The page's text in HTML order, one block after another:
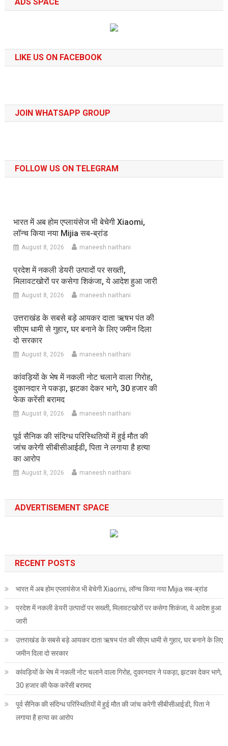
LIKE US ON FACEBOOK
JOIN WHATSAPP GROUP
FOLLOW US ON TELEGRAM
भारत में अब होम एप्लायंसेज भी बेचेगी Xiaomi,
लॉन्च किया नया Mijia सब-ब्रांड
August 8, 2026 maneesh naithani
प्रदेश में नकली डेयरी उत्पादों पर सख्ती,
मिलावटखोरों पर कसेगा शिकंजा, ये आदेश हुआ जारी
August 8, 2026 maneesh naithani
उत्तराखंड के सबसे बड़े आयकर दाता ऋषभ पंत की
सीएम धामी से गुहार, घर बनाने के लिए जमीन दिला
दो सरकार
August 8, 2026 maneesh naithani
कांवड़ियों के भेष में नकली नोट चलाने वाला गिरोह,
दुकानदार ने पकड़ा, झटका देकर भागे, 30 हजार की
फेक करेंसी बरामद
August 8, 2026 maneesh naithani
पूर्व सैनिक की संदिग्ध परिस्थितियों में हुई मौत की
जांच करेगी सीबीसीआईडी, पिता ने लगाया है हत्या
का आरोप
August 8, 2026 maneesh naithani
ADVERTISEMENT SPACE
RECENT POSTS
भारत में अब होम एप्लायंसेज भी बेचेगी Xiaomi, लॉन्च किया नया Mijia सब-ब्रांड
प्रदेश में नकली डेयरी उत्पादों पर सख्ती, मिलावटखोरों पर कसेगा शिकंजा, ये आदेश हुआ
जारी
उत्तराखंड के सबसे बड़े आयकर दाता ऋषभ पंत की सीएम धामी से गुहार, घर बनाने के लिए
जमीन दिला दो सरकार
कांवड़ियों के भेष में नकली नोट चलाने वाला गिरोह, दुकानदार ने पकड़ा, झटका देकर भागे,
30 हजार की फेक करेंसी बरामद
पूर्व सैनिक की संदिग्ध परिस्थितियों में हुई मौत की जांच करेगी सीबीसीआईडी, पिता ने
लगाया है हत्या का आरोप